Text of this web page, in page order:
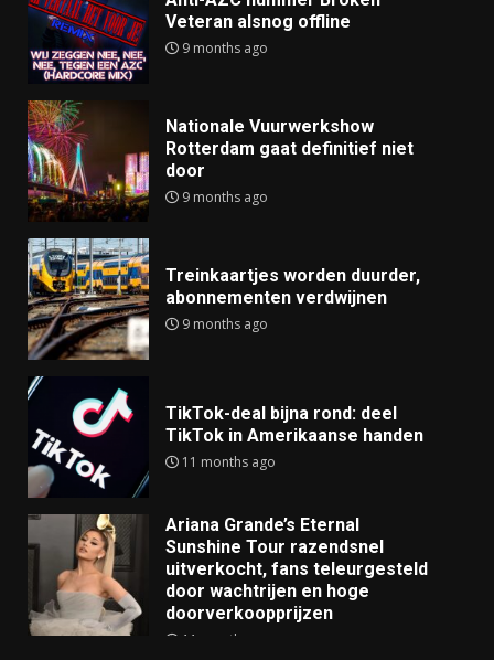
Veteran alsnog offline
9 months ago
Nationale Vuurwerkshow
Rotterdam gaat definitief niet
door
9 months ago
Treinkaartjes worden duurder,
abonnementen verdwijnen
9 months ago
TikTok-deal bijna rond: deel
TikTok in Amerikaanse handen
11 months ago
Ariana Grande’s Eternal
Sunshine Tour razendsnel
uitverkocht, fans teleurgesteld
door wachtrijen en hoge
doorverkoopprijzen
11 months ago